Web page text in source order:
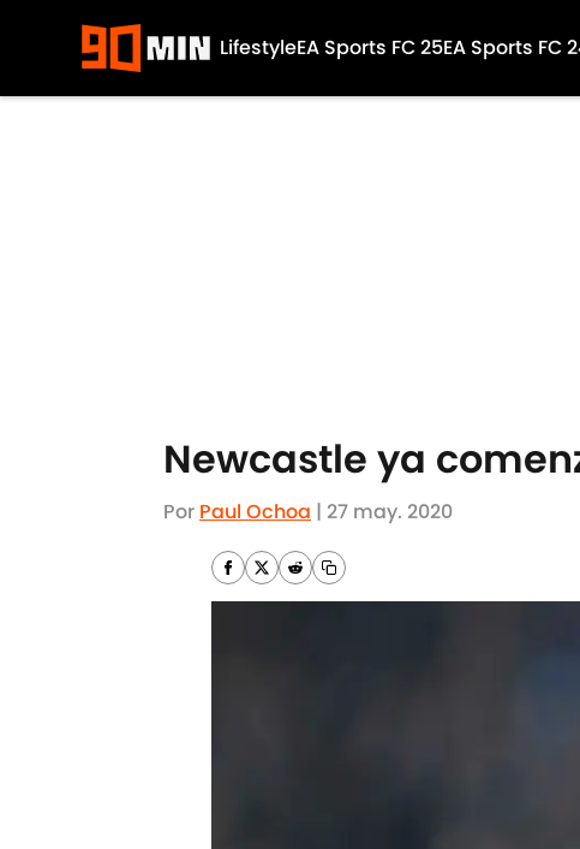
LifestyleEA Sports FC 25EA Sports FC
Newcastle ya
Por Paul Ochoa | 27 may. 2020